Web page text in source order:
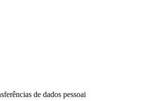
de dados pessoai